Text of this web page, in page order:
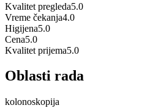
Kvalitet pregleda5.0
Vreme čekanja4.0
Higijena5.0
Cena5.0
Kvalitet prijema5.0
Oblasti rada
kolonoskopija